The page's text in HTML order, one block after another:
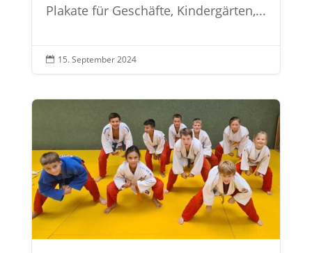
Plakate für Geschäfte, Kindergärten,...
 15. September 2024